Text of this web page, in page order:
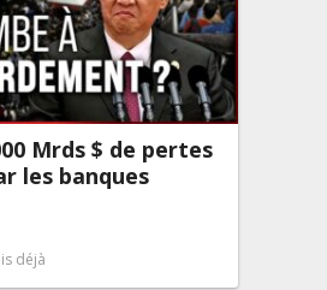
Mrds $ de pertes
les banques
déjà